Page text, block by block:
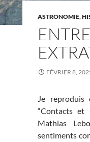
ASTRONOMIE,
FÉVRIER 8,
Je reproduis
“Contacts et
Mathias
sentiments